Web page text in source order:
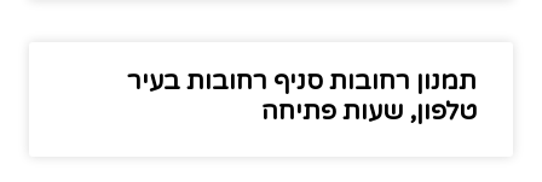
תמנון רחובות סניף רחובות בעיר
טלפון, שעות פתיחה